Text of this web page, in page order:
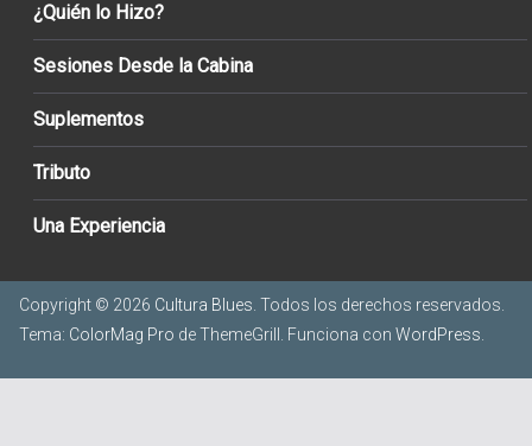
¿Quién lo Hizo?
Sesiones Desde la Cabina
Suplementos
Tributo
Una Experiencia
Copyright © 2026 Cultura Blues. Todos los derechos reservados.
Tema: ColorMag Pro de ThemeGrill. Funciona con WordPress.